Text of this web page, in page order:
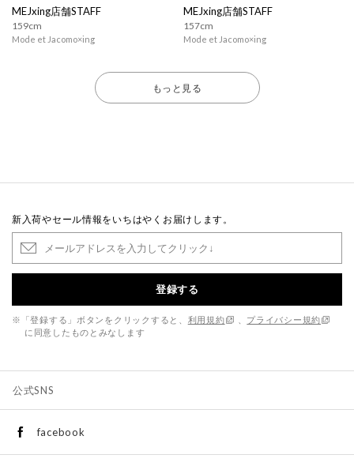
MEJxing店舗STAFF
159cm
Mode et Jacomo×ing
MEJxing店舗STAFF
157cm
Mode et Jacomo×ing
もっと見る
新入荷やセール情報をいちはやくお届けします。
登録する
※「登録する」ボタンをクリックすると、 利用規約
プライバシー規約
に同意したものとみなします
公式SNS
facebook